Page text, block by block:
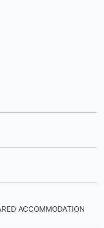
ACCOMMODATION